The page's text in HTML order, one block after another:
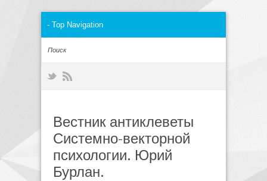
Вестник антиклеветы
Системно-векторной
психологии. Юрий
Бурлан.